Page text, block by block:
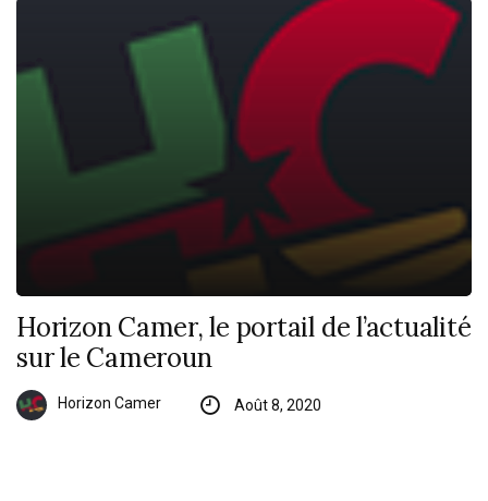
Horizon Camer, le portail de l’actualité
sur le Cameroun
Horizon Camer Août 8, 2020